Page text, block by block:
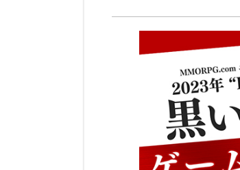
n
a
e
b
o
o
k